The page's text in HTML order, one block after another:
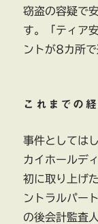
窃盗の容疑で
す。「ティア
ントが8カ所で
これまでの
事件としては
カイホールデ
初に取り上げ
ントラルパー
の後会計監査